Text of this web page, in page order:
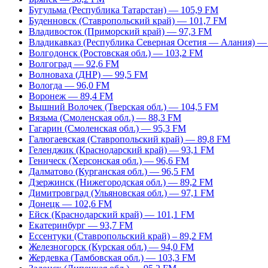
Бугульма (Республика Татарстан) — 105,9 FM
Буденновск (Ставропольский край) — 101,7 FM
Владивосток (Приморский край) — 97,3 FM
Владикавказ (Республика Северная Осетия — Алания)
Волгодонск (Ростовская обл.) — 103,2 FM
Волгоград — 92,6 FM
Волноваха (ДНР) — 99,5 FM
Вологда — 96,0 FM
Воронеж — 89,4 FM
Вышний Волочек (Тверская обл.) — 104,5 FM
Вязьма (Смоленская обл.) — 88,3 FM
Гагарин (Смоленская обл.) — 95,3 FM
Галюгаевская (Ставропольский край) — 89,8 FM
Геленджик (Краснодарский край) — 93,1 FM
Геническ (Херсонская обл.) — 96,6 FM
Далматово (Курганская обл.) — 96,5 FM
Дзержинск (Нижегородская обл.) — 89,2 FM
Димитровград (Ульяновская обл.) — 97,1 FM
Донецк — 102,6 FM
Ейск (Краснодарский край) — 101,1 FM
Екатеринбург — 93,7 FM
Ессентуки (Ставропольский край) – 89,2 FM
Железногорск (Курская обл.) — 94,0 FM
Жердевка (Тамбовская обл.) — 103,3 FM